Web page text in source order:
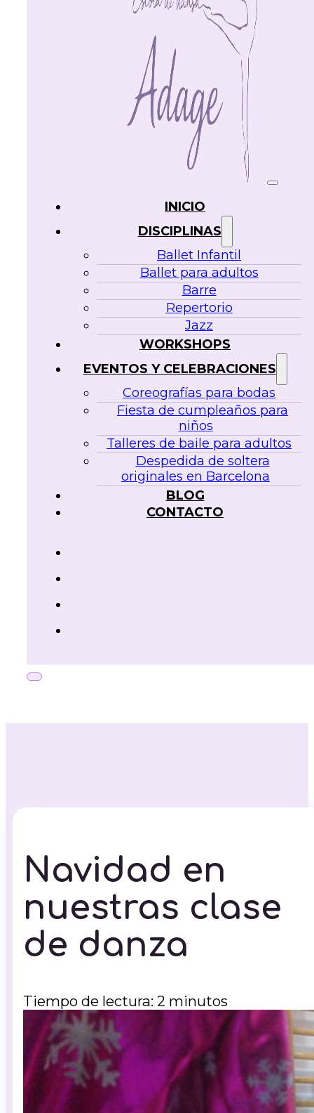
INICIO
DISCIPLINAS
Ballet Infantil
Ballet para adultos
Barre
Repertorio
Jazz
WORKSHOPS
EVENTOS Y CELEBRACIONES
Coreografías para bodas
Fiesta de cumpleaños para
niños
Talleres de baile para adultos
Despedida de soltera
originales en Barcelona
BLOG
CONTACTO
Navidad en
nuestras clase
de danza
Tiempo de lectura: 2 minutos